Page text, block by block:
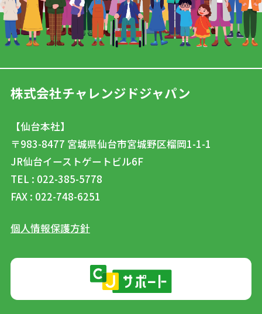
株式会社チャレンジドジャパン
【仙台本社】
〒983-8477 宮城県仙台市宮城野区榴岡1-1-1
JR仙台イーストゲートビル6F
TEL : 022-385-5778
FAX : 022-748-6251
個人情報保護方針